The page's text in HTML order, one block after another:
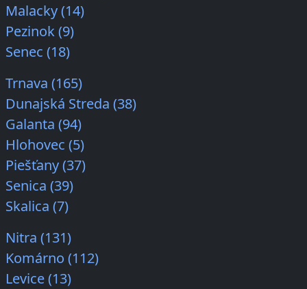
Malacky (14)
Pezinok (9)
Senec (18)
Trnava (165)
Dunajská Streda (38)
Galanta (94)
Hlohovec (5)
Piešťany (37)
Senica (39)
Skalica (7)
Nitra (131)
Komárno (112)
Levice (13)